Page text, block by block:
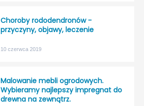
Choroby rododendronów -
przyczyny, objawy, leczenie
10 czerwca 2019
Malowanie mebli ogrodowych.
Wybieramy najlepszy impregnat do
drewna na zewnątrz.